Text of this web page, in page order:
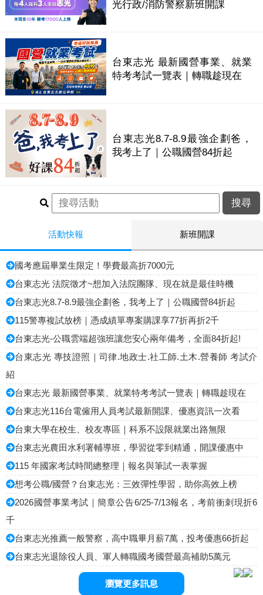
光行政/消防警察新班開課
台東志光 最新國營事業、就業
特考考試一覽表｜轉職趁現在
台東志光8.7-8.9最強企劃爸，
我考上了｜公職國營84折起
活動快報 新班開課
國考應屆畢業生限定！學費最高折7000元
台東志光 法院徵才~想加入法院團隊、現在就是最佳時機
台東志光8.7-8.9最強企劃爸，我考上了｜公職國營84折起
115警專複試放榜｜憑成績單專案購課享77折再折2千
台東志光-公職雲端超強班讓您安心兩年備考，全面84折起!
台東志光 專技證照｜司律.地政士.社工師.土木.營養師 考試介
紹
台東志光 最新國營事業、就業特考考試一覽表｜轉職趁現在
台東志光116台電僱用人員考試最新開課、優惠資訊一次看
台東大學在校生、校友專區｜科系不設限就業出路無限
台東志光農田水利署輔導班，學習從零到精通，開課優惠中
115 年國家考試時間總整理｜報名與筆試一表掌握
想考公職/國營？台東志光：三效彈性學習，助你高效上榜
2026國營事業考試｜簡章公告6/25-7/13報名，考前衝刺現折6
千
台東志光推薦一般警察，高中職畢月薪7萬，投考優惠66折起
台東志光退除役人員、軍人轉職國考國營最高補助5萬元
瀏覽更多訊息